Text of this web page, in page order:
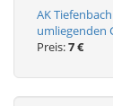
AK
umliegenden
Preis:7 €